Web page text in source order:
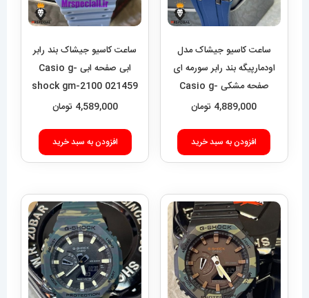
ساعت کاسیو جیشاک مدل
اودمارپیگه بند رابر سورمه ای
صفحه مشکی Casio g-
shock gm-2100 royal
4,889,000 تومان
افزودن به سبد خرید
ساعت کاسیو جیشاک بند رابر
ابی صفحه ابی Casio g-
shock gm-2100 021459
4,589,000 تومان
افزودن به سبد خرید